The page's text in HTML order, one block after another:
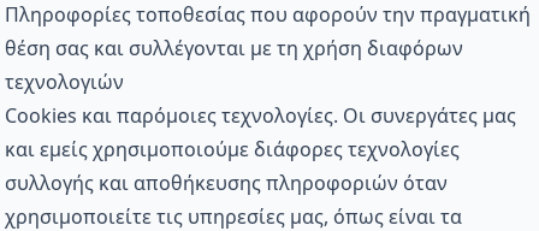
Πληροφορίες τοποθεσίας που αφορούν την πραγματική
θέση σας και συλλέγονται με τη χρήση διαφόρων
τεχνολογιών
Cookies και παρόμοιες τεχνολογίες. Οι συνεργάτες μας
και εμείς χρησιμοποιούμε διάφορες τεχνολογίες
συλλογής και αποθήκευσης πληροφοριών όταν
χρησιμοποιείτε τις υπηρεσίες μας, όπως είναι τα